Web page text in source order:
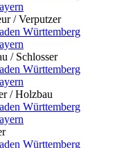
/ Verputzer
Württemberg
/ Schlosser
Württemberg
/ Holzbau
Württemberg
Württemberg